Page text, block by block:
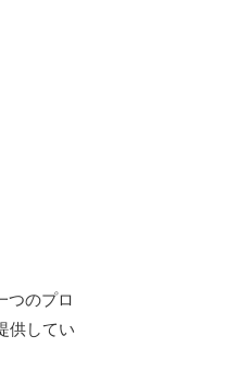
つのプロ
供してい